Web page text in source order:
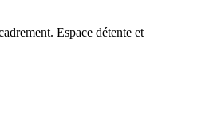
Espace détente et